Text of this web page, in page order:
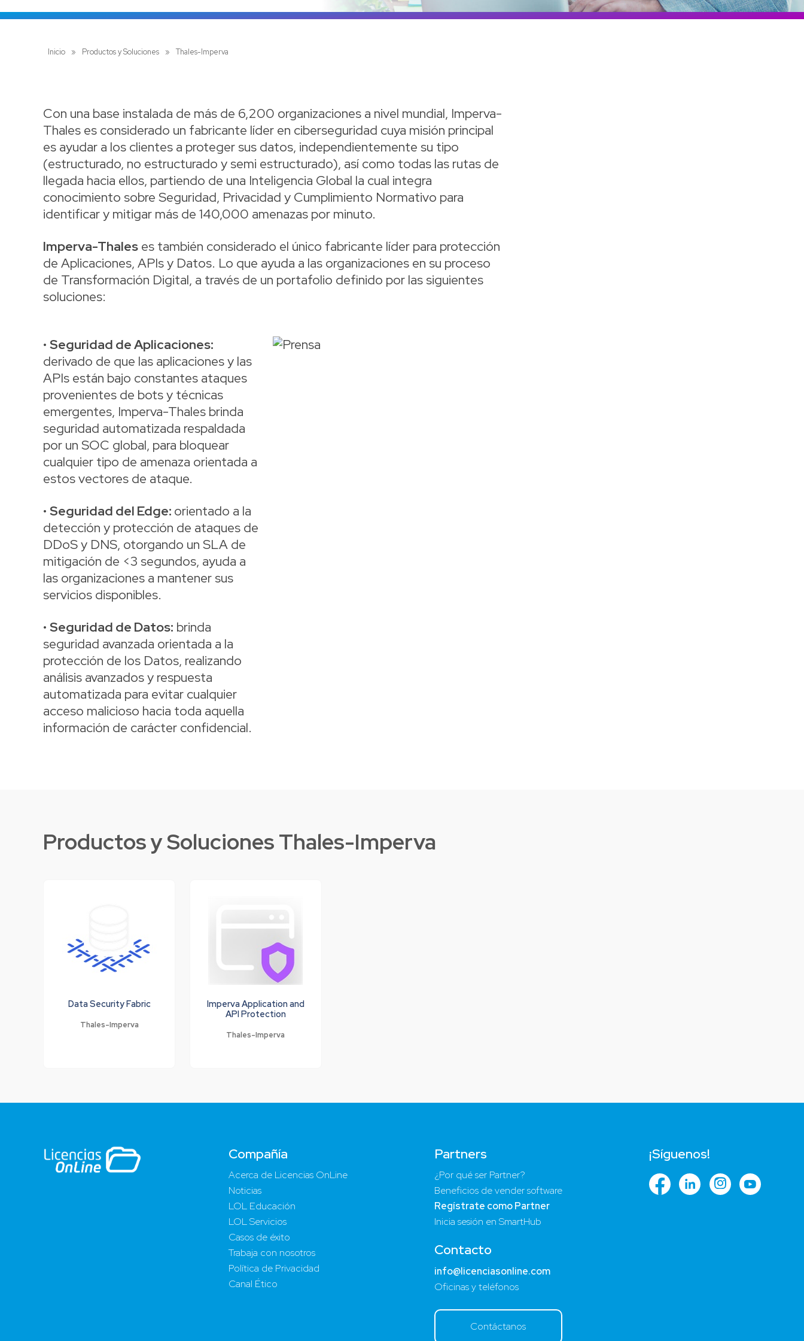
Colombia
Inicio » Productos y Soluciones » Thales-Imperva
Con una base instalada de más de 6,200 organizaciones a nivel mundial, Imperva-
Thales es considerado un fabricante líder en ciberseguridad cuya misión principal
es ayudar a los clientes a proteger sus datos, independientemente su tipo
(estructurado, no estructurado y semi estructurado), así como todas las rutas de
llegada hacia ellos, partiendo de una Inteligencia Global la cual integra
conocimiento sobre Seguridad, Privacidad y Cumplimiento Normativo para
identificar y mitigar más de 140,000 amenazas por minuto.
Imperva-Thales es también considerado el único fabricante líder para protección
de Aplicaciones, APIs y Datos. Lo que ayuda a las organizaciones en su proceso
de Transformación Digital, a través de un portafolio definido por las siguientes
soluciones:
• Seguridad de Aplicaciones:
derivado de que las aplicaciones y las
APIs están bajo constantes ataques
provenientes de bots y técnicas
emergentes, Imperva-Thales brinda
seguridad automatizada respaldada
por un SOC global, para bloquear
cualquier tipo de amenaza orientada a
estos vectores de ataque.
• Seguridad del Edge: orientado a la
detección y protección de ataques de
DDoS y DNS, otorgando un SLA de
mitigación de <3 segundos, ayuda a
las organizaciones a mantener sus
servicios disponibles.
• Seguridad de Datos: brinda
seguridad avanzada orientada a la
protección de los Datos, realizando
análisis avanzados y respuesta
automatizada para evitar cualquier
acceso malicioso hacia toda aquella
información de carácter confidencial.
Productos y Soluciones Thales-Imperva
Data Security Fabric
Thales-Imperva
Imperva Application and
API Protection
Thales-Imperva
Compañía
Acerca de Licencias OnLine
Noticias
LOL Educación
LOL Servicios
Casos de éxito
Trabaja con nosotros
Política de Privacidad
Canal Ético
Partners
¿Por qué ser Partner?
Beneficios de vender software
Regístrate como Partner
Inicia sesión en SmartHub
Contacto
info@licenciasonline.com
Oficinas y teléfonos
Contáctanos
¡Síguenos!